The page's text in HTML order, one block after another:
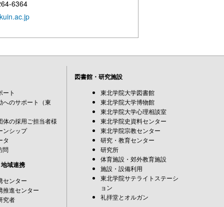
6364
ート
へのサポート（東
体の採用ご担当者様
ンシップ
タ
問
域連携
センター
推進センター
究者
図書館・研究施設
東北学院大学図書館
東北学院大学博物館
東北学院大学心理相談室
東北学院史資料センター
東北学院宗教センター
研究・教育センター
研究所
体育施設・郊外教育施設
施設・設備利用
東北学院サテライトステーシ
ョン
礼拝堂とオルガン